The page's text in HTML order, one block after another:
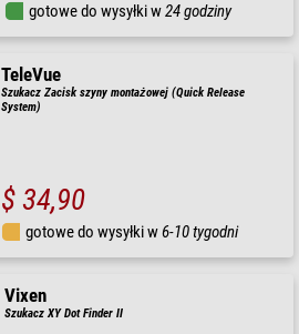
gotowe do wysyłki w24 godziny
TeleVue
Szukacz Zacisk szyny montażowej (Quick Release
System)
$ 34,90
gotowe do wysyłki w6-10 tygodni
Vixen
Szukacz XY Dot Finder II